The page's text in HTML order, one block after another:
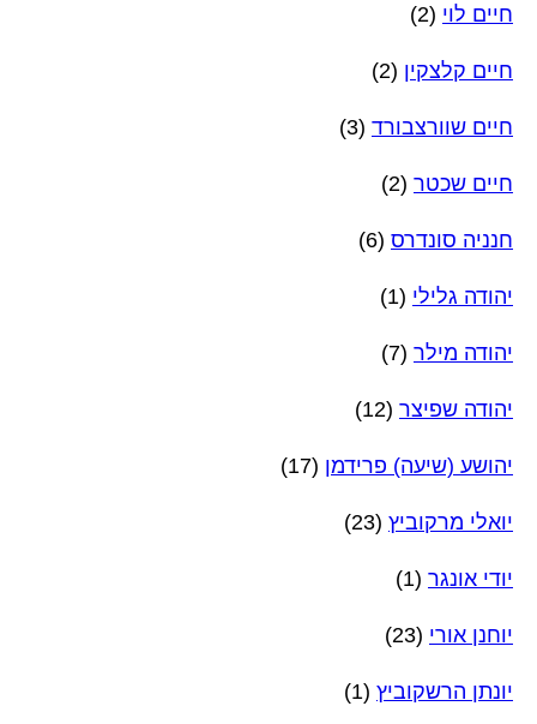
חיים לוי (2)
חיים קלצקין (2)
חיים שוורצבורד (3)
חיים שכטר (2)
חנניה סונדרס (6)
יהודה גלילי (1)
יהודה מילר (7)
יהודה שפיצר (12)
יהושע (שיעה) פרידמן (17)
יואלי מרקוביץ (23)
יודי אונגר (1)
יוחנן אורי (23)
יונתן הרשקוביץ (1)